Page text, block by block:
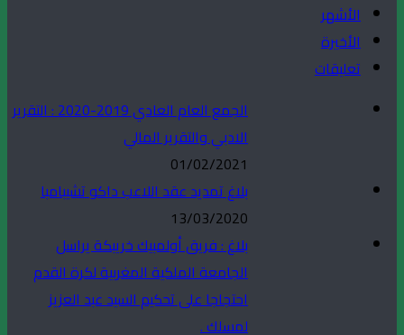
الأشهر
الأخيرة
تعليقات
الجمع العام العادي 2019-2020 : التقرير
الادبي والتقرير المالي
01/02/2021
بلاغ تمديد عقد اللاعب داكو تشيبامبا
13/03/2020
بلاغ : فريق أولمبيك خريبكة يراسل
الجامعة الملكية المغربية لكرة القدم
احتجاجا على تحكيم السيد عبد العزيز
لمسلك .